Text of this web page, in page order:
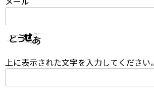
上に表示された文字を入力してください。